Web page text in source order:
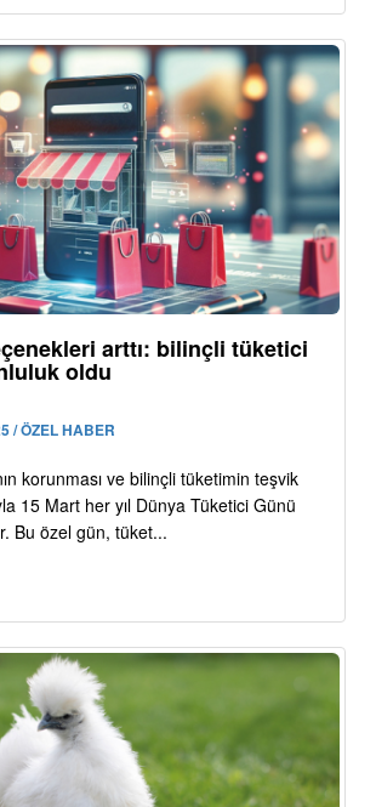
arttı: bilinçli tüketici
oldu
/ ÖZEL HABER
korunması ve bilinçli tüketimin teşvik
15 Mart her yıl Dünya Tüketici Günü
Bu özel gün, tüket...